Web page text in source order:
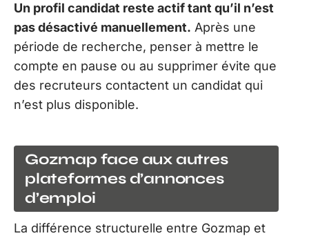
Un profil candidat reste actif tant qu’il n’est
pas désactivé manuellement. Après une
période de recherche, penser à mettre le
compte en pause ou au supprimer évite que
des recruteurs contactent un candidat qui
n’est plus disponible.
Gozmap face aux autres
plateformes d’annonces
d’emploi
La différence structurelle entre Gozmap et